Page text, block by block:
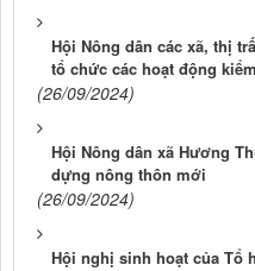
Hội Nông dân các xã, thị
tổ chức các hoạt động
(26/09/2024)
Hội Nông dân xã Hương
dựng nông thôn mới
(26/09/2024)
Hội nghị sinh hoạt của Tổ